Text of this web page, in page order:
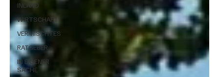
INLAND
WIRTSCHAFT
VERMISCHTES
RATGEBER
IN EIGENER
SACHE